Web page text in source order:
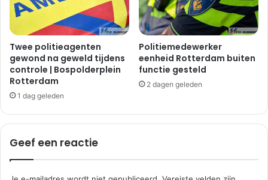
r
|
R
h
o
o
n
n
w
o
n
i
n
g
|
r
t
Twee politieagenten
gewond na geweld tijdens
controle | Bospolderplein
Rotterdam
1 dag geleden
Politiemedewerker
eenheid Rotterdam buiten
functie gesteld
2 dagen geleden
Geef een reactie